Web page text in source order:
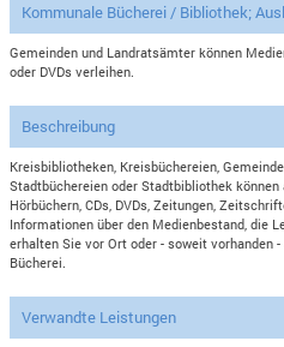
Kommunale Bücherei / Bibliothek;
Gemeinden und Landratsämter können
oder DVDs verleihen.
Beschreibung
Kreisbibliotheken, Kreisbüchereien,
Stadtbüchereien oder Stadtbibliothek
Hörbüchern, CDs, DVDs, Zeitungen,
Informationen über den Medienbestand, die
erhalten Sie vor Ort oder - soweit vorhanden
Bücherei.
Verwandte Leistungen